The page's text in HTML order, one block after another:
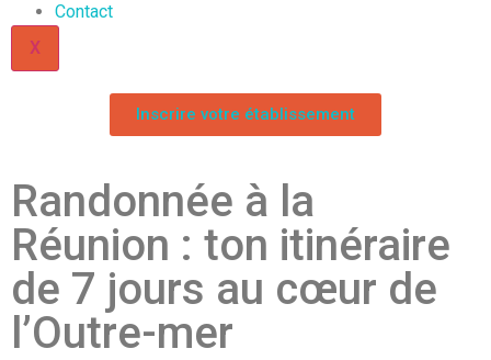
Contact
X
Inscrire votre établissement
Randonnée à la
Réunion : ton itinéraire
de 7 jours au cœur de
l’Outre-mer